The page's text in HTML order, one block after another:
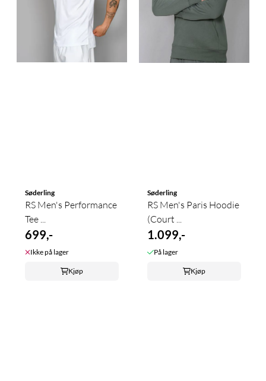
Søderling
RS Men's Performance
Tee ...
699,-
Ikke på lager
Kjøp
Søderling
RS Men's Paris Hoodie
(Court ...
1.099,-
På lager
Kjøp